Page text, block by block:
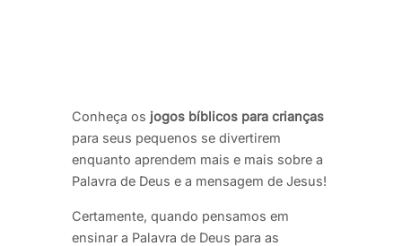
Conheça os jogos bíblicos para crianças
para seus pequenos se divertirem
enquanto aprendem mais e mais sobre a
Palavra de Deus e a mensagem de Jesus!
Certamente, quando pensamos em
ensinar a Palavra de Deus para as